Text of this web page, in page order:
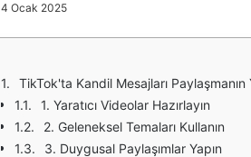
4 Ocak 2025
TikTok'ta Kandil Mesajları Paylaşmanın
1. Yaratıcı Videolar Hazırlayın
2. Geleneksel Temaları Kullanın
3. Duygusal Paylaşımlar Yapın